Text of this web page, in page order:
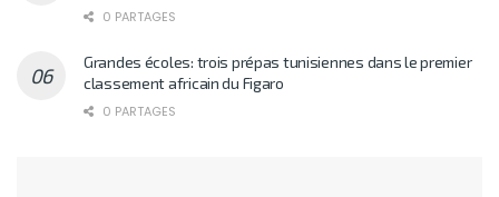
0 PARTAGES
Grandes écoles: trois prépas tunisiennes dans le premier
classement africain du Figaro
0 PARTAGES